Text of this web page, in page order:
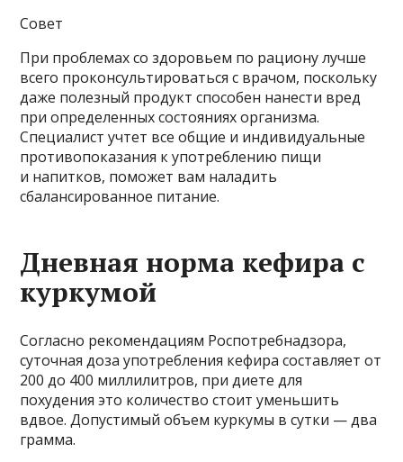
Совет
При проблемах со здоровьем по рациону лучше
всего проконсультироваться с врачом, поскольку
даже полезный продукт способен нанести вред
при определенных состояниях организма.
Специалист учтет все общие и индивидуальные
противопоказания к употреблению пищи
и напитков, поможет вам наладить
сбалансированное питание.
Дневная норма кефира с
куркумой
Согласно рекомендациям Роспотребнадзора,
суточная доза употребления кефира составляет от
200 до 400 миллилитров, при диете для
похудения это количество стоит уменьшить
вдвое. Допустимый объем куркумы в сутки — два
грамма.